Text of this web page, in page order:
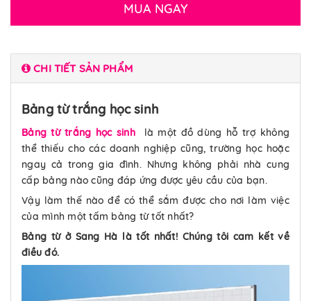
MUA NGAY
CHI TIẾT SẢN PHẨM
Bảng từ trắng học sinh
Bảng từ trắng học sinh
là một đồ dùng hỗ trợ không
thể thiếu cho các doanh nghiệp cũng, trường học hoặc
ngay cả trong gia đình. Nhưng không phải nhà cung
cấp bảng nào cũng đáp ứng được yêu cầu của bạn.
Vậy làm thế nào để có thể sắm được cho nơi làm việc
của mình một tấm bảng từ tốt nhất?
Bảng từ ở Sang Hà là tốt nhất! Chúng tôi cam kết về
điều đó.